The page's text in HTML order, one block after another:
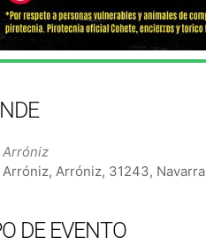
Arróniz
Arróniz, Arróniz, 31243, Navarra
DE EVENTO